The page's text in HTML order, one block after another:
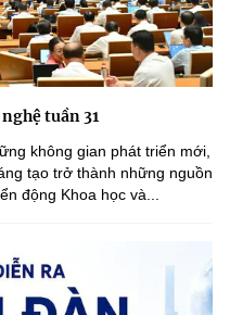
tuần 31
không gian phát triển mới,
tạo trở thành những nguồn
động Khoa học và...